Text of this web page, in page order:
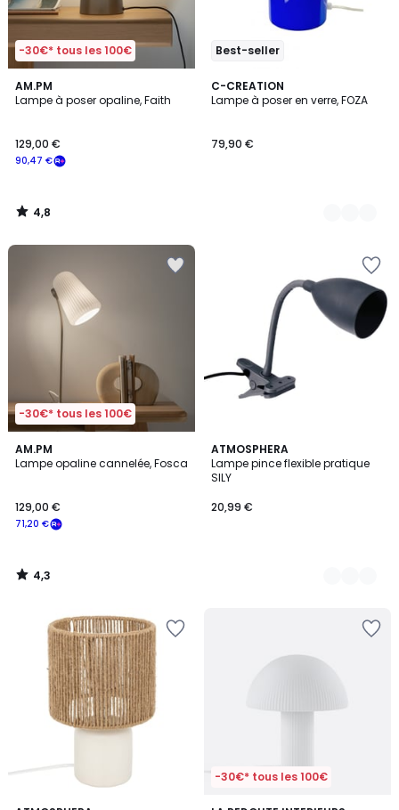
-30€* tous les 100€
AM.PM
Lampe à poser opaline, Faith
90,47 €
129,00 €
4,8
/ 5
4,8
/
Best-seller
C-CREATION
Lampe à poser en verre, FOZA
79,90 €
8
Couleurs
-30€* tous les 100€
AM.PM
Lampe opaline cannelée, Fosca
71,20 €
129,00 €
4,3
/ 5
4,3
/
ATMOSPHERA
Lampe pince flexible pratique
SILY
20,99 €
6
Couleurs
-30€* tous les 100€